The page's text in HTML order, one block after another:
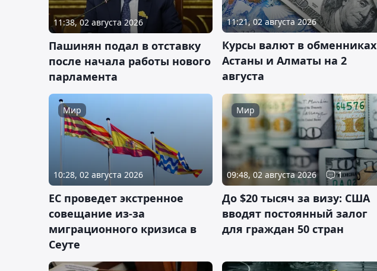
11:38, 02 августа 2026
Пашинян подал в отставку
после начала работы нового
парламента
11:21, 02 августа 2026
Курсы валют в обменниках
Астаны и Алматы на 2
августа
Мир
10:28, 02 августа 2026
ЕС проведет экстренное
совещание из-за
миграционного кризиса в
Сеуте
Мир
09:48, 02 августа 2026 1
До $20 тысяч за визу: США
вводят постоянный залог
для граждан 50 стран